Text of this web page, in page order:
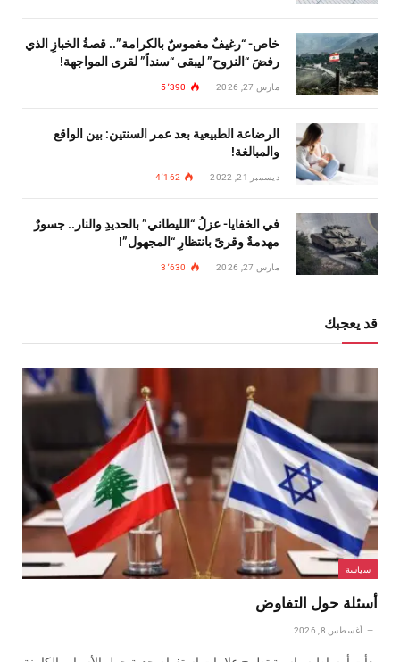
خاص- “رغيفٌ مغموسٌ بالكرامة”.. قصةُ الخبازِ الذي
رفضَ “النزوح” ليبقى “سنداً” لقرى المواجهة!
مارس 27, 2026 5٬390
الرضاعة الطبيعية بعد عمر السنتين: بين الواقع
والمبالغة!
ديسمبر 21, 2022 4٬162
في الخفايا- عزلُ “الليطاني” بالحديدِ والنار.. جسورٌ
مهدمةٌ وقرىً بانتظارِ “المجهول”!
مارس 27, 2026 3٬630
قد يعجبك
سياسة
أسئلة حول التفاوض
أغسطس 8, 2026